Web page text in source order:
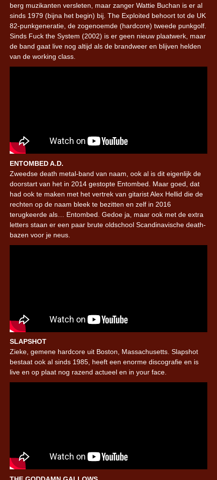
berg muzikanten versleten, maar zanger Wattie Buchan is er al
sinds 1979 (bijna het begin) bij. The Exploited behoort tot de UK
82-punkgeneratie, de zogenoemde (hardcore) tweede punkgolf.
Sinds Fuck the System (2002) is er geen nieuw plaatwerk, maar
de band gaat live nog altijd als de brandweer en blijven helden
van de working class.
ENTOMBED A.D.
Zweedse death metal-band van naam, ook al is dit eigenlijk de
doorstart van het in 2014 gestopte Entombed. Maar goed, dat
had ook te maken met het vertrek van gitarist Alex Hellid die de
rechten op de naam bleek te bezitten en zelf in 2016
terugkeerde als… Entombed. Gedoe ja, maar ook met de extra
letters staan er een paar brute oldschool Scandinavische death-
bazen voor je neus.
SLAPSHOT
Zieke, gemene hardcore uit Boston, Massachusetts. Slapshot
bestaat ook al sinds 1985, heeft een enorme discografie en is
live en op plaat nog razend actueel en in your face.